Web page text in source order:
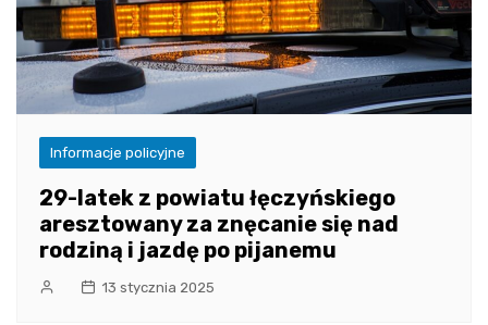
Informacje policyjne
29-latek z powiatu łęczyńskiego
aresztowany za znęcanie się nad
rodziną i jazdę po pijanemu
13 stycznia 2025